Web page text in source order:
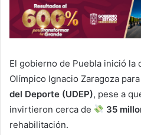
El gobierno de Puebla inició la
Olímpico Ignacio Zaragoza
del Deporte (UDEP), pese a
invirtieron cerca de
35
rehabilitación.